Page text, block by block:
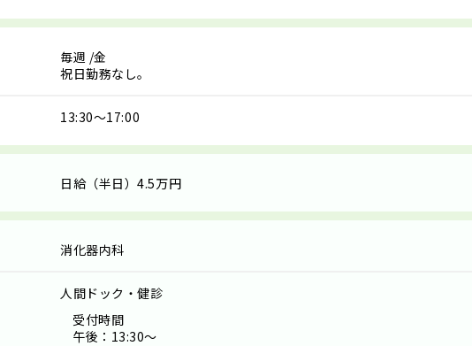
毎週 /金
祝日勤務なし。
13:30～17:00
日給（半日）4.5万円
消化器内科
人間ドック・健診
受付時間
午後：13:30～